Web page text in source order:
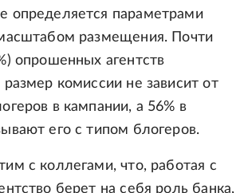
определяется параметрами
размещения. Почти
опрошенных агентств
комиссии не зависит от
в кампании, а 56% в
его с типом блогеров.
с коллегами, что, работая с
берет на себя роль банка,